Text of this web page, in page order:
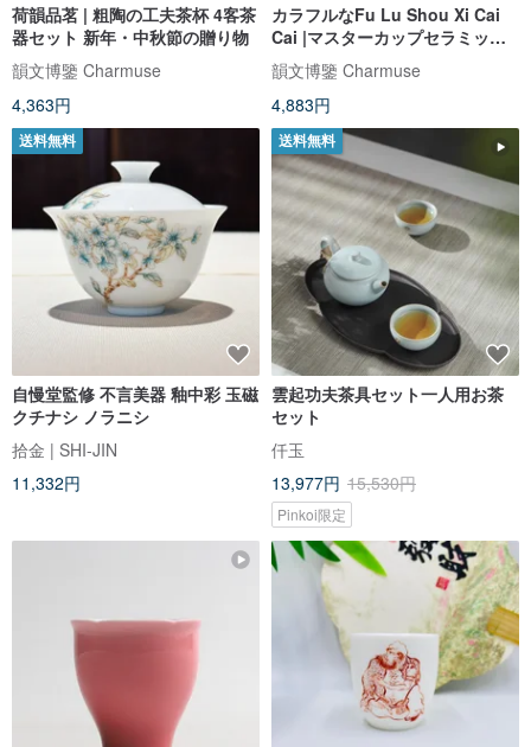
荷韻品茗 | 粗陶の工夫茶杯 4客茶
器セット 新年・中秋節の贈り物
韻文博鑒 Charmuse
4,363円
カラフルなFu Lu Shou Xi Cai
Cai |マスターカップセラミック
カンフーティーカップ5点セット
新年の春節ギフトボックス
韻文博鑒 Charmuse
4,883円
送料無料
自慢堂監修 不言美器 釉中彩 玉磁
クチナシ ノラニシ
拾金 | SHI-JIN
11,332円
送料無料
雲起功夫茶具セット一人用お茶
セット
仟玉
13,977円 15,530円
Pinkoi限定